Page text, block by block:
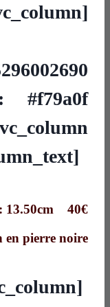
#f79a0f
40€
en pierre noire